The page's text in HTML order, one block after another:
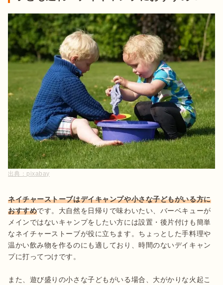
出典： pixabay
ネイチャーストーブはデイキャンプや小さな子どもがいる方に
おすすめです。大自然を日帰りで味わいたい、バーベキューが
メインではないキャンプをしたい方には設置・後片付けも簡単
なネイチャーストーブが役に立ちます。ちょっとした手料理や
温かい飲み物を作るのにも適しており、時間のないデイキャン
プに打ってつけです。
また、遊び盛りの小さな子どもがいる場合、大がかりな火起こ